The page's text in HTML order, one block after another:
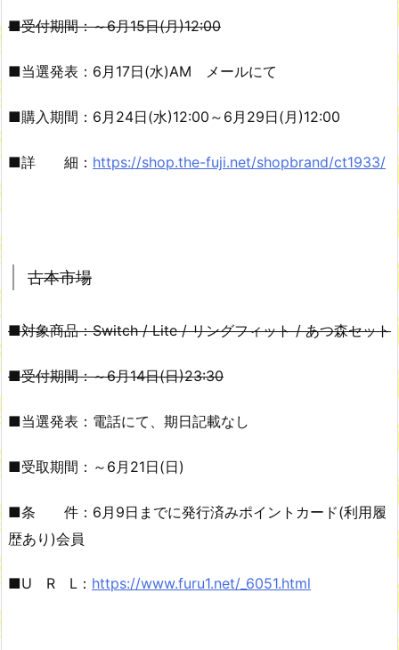
■受付期間：～6月15日(月)12:00
■当選発表：6月17日(水)AM メールにて
■購入期間：6月24日(水)12:00～6月29日(月)12:00
■詳 細： https://shop.the-fuji.net/shopbrand/ct1933/
古本市場
■対象商品：Switch / Lite / リングフィット / あつ森セット
■受付期間：～6月14日(日)23:30
■当選発表：電話にて、期日記載なし
■受取期間：～6月21日(日)
■条 件：6月9日までに発行済みポイントカード(利用履
歴あり)会員
■U R L： https://www.furu1.net/_6051.html